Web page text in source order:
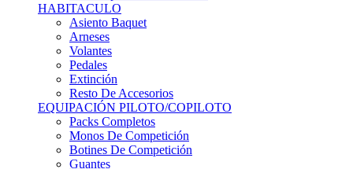
HABITACULO
Asiento Baquet
Arneses
Volantes
Pedales
Extinción
Resto De Accesorios
EQUIPACIÓN PILOTO/COPILOTO
Packs Completos
Monos De Competición
Botines De Competición
Guantes